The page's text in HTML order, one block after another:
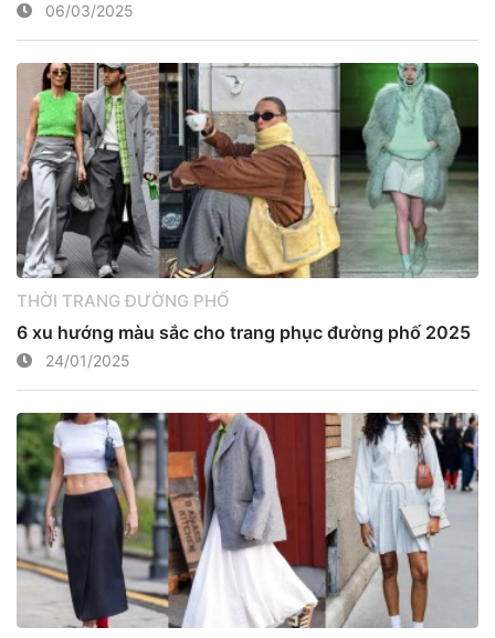
06/03/2025
THỜI TRANG ĐƯỜNG PHỐ
6 xu hướng màu sắc cho trang phục đường phố 2025
24/01/2025